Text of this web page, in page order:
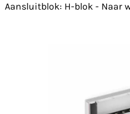
Aansluitblok: H-blok - Naar